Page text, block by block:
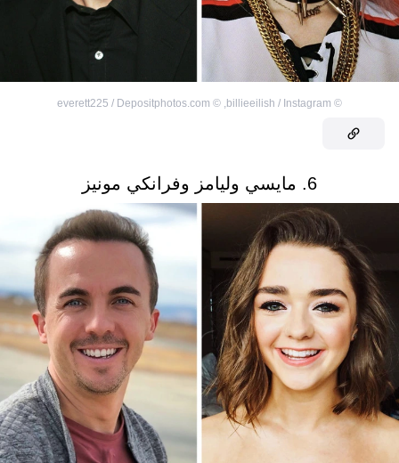
©
billieeilish / Instagram
,
©
everett225 / Depositphotos.com
6. مايسي وليامز وفرانكي مونيز